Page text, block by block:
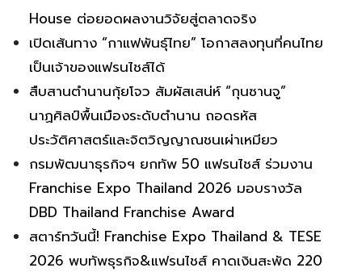
House ต่อยอดผลงานวิจัยสู่ตลาดจริง
เปิดเส้นทาง “กาแฟพันธุ์ไทย” โอกาสลงทุนที่คนไทย
เป็นเจ้าของแฟรนไชส์ได้
สืบสานตำนานกุ้ยโจว สัมผัสเสน่ห์ “กุนซานจู”
นาฏศิลป์พื้นเมืองระดับตำนาน ถอดรหัส
ประวัติศาสตร์และจิตวิญญาณชนเผ่าเหมียว
กรมพัฒนาธุรกิจฯ ยกทัพ 50 แฟรนไชส์ ร่วมงาน
Franchise Expo Thailand 2026 มอบรางวัล
DBD Thailand Franchise Award
สตาร์ทวันนี้! Franchise Expo Thailand & TESE
2026 พบทัพธุรกิจ&แฟรนไชส์ คาดเงินสะพัด 220